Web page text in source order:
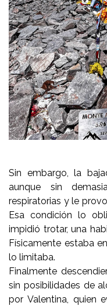
Sin embargo, la
aunque sin
respiratorias y le
Esa condición lo
impidió trotar, una
Físicamente estaba
lo limitaba.
Finalmente
sin posibilidades de
por Valentina, quien